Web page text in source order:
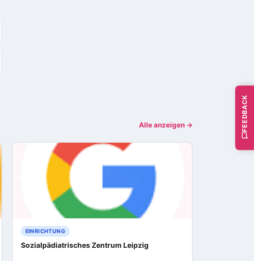
Alle anzeigen →
EINRICHTUNG
Sozialpädiatrisches Zentrum Leipzig
FEEDBACK